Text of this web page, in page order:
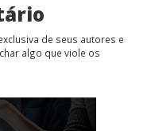
de seus autores e
algo que viole os